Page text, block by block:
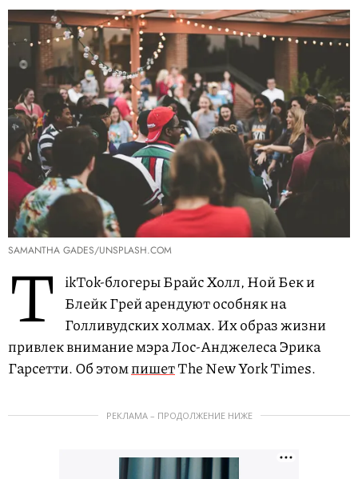
SAMANTHA GADES/UNSPLASH.COM
T ikTok-блогеры Брайс Холл, Ной Бек и
Блейк Грей арендуют особняк на
Голливудских холмах. Их образ жизни
привлек внимание мэра Лос-Анджелеса Эрика
Гарсетти. Об этомпишетThe New York Times.
РЕКЛАМА – ПРОДОЛЖЕНИЕ НИЖЕ